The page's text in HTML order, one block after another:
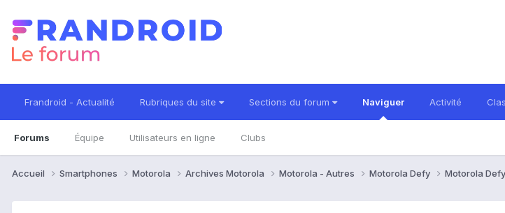
Frandroid - Actualité Rubriques du site Sections du forum Naviguer
Forums Équipe Utilisateurs en ligne Clubs
Activité
Accueil Smartphones Motorola Archives Motorola Motorola - Autres Motorola Defy Motorola